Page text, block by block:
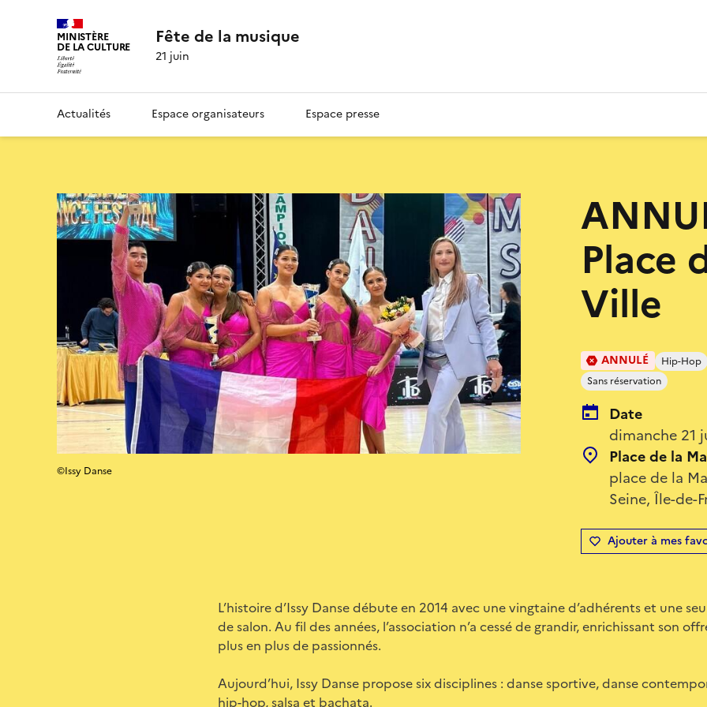
MINISTÈRE
DE LA CULTURE Fête de la musique
21 juin
Actualités Espace organisateurs Espace presse
Place
Ville
ANNULÉ
Hip-Hop
Sans réservation
Date
dimanche 21
Place de la
place de la
Seine, Île-de-
Ajouter à mes
©Issy Danse
L’histoire d’Issy Danse débute en 2014 avec une vingtaine d’adhérents et une
de salon. Au fil des années, l’association n’a cessé de grandir, enrichissant son
plus en plus de passionnés.
Aujourd’hui, Issy Danse propose six disciplines : danse sportive, danse
hip-hop, salsa et bachata.